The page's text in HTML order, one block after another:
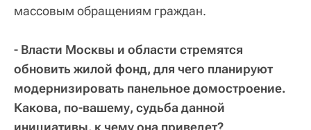
массовым обращениям граждан.
- Власти Москвы и области стремятся
обновить жилой фонд, для чего планируют
модернизировать панельное домостроение.
Какова, по-вашему, судьба данной
инициативы, к чему она приведет?